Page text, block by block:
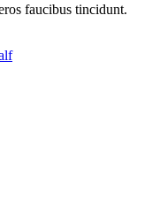
faucibus tincidunt.